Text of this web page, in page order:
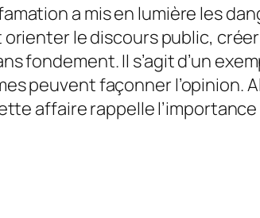
a mis en lumière les
le discours public,
fondement. Il s’agit d’un
peuvent façonner l’opinion.
affaire rappelle